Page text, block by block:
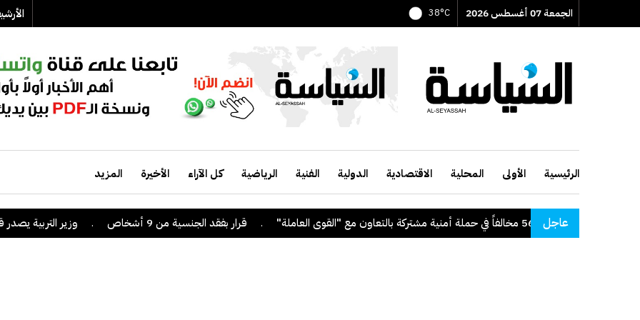
الجمعة 07 أغسطس 2026 38°C
الرئيسية الأولى المحلية الاقتصادية الدولية الفنية الرياضية كل الآراء الأخيرة المزيد
عاجل"الداخلية": ضبط 56 مخالفاً في حملة أمنية مشتركة بالتعاون مع "القوى العاملة" . قرار بفقد الجنسية من 9 أشخاص . وزير التربية يصدر